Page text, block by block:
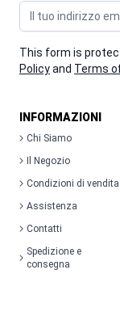
Indirizzo email
This form is
Policyand Terms
INFORMAZIONI
Chi Siamo
Il Negozio
Condizioni di vendita
Assistenza
Contatti
Spedizione e
consegna